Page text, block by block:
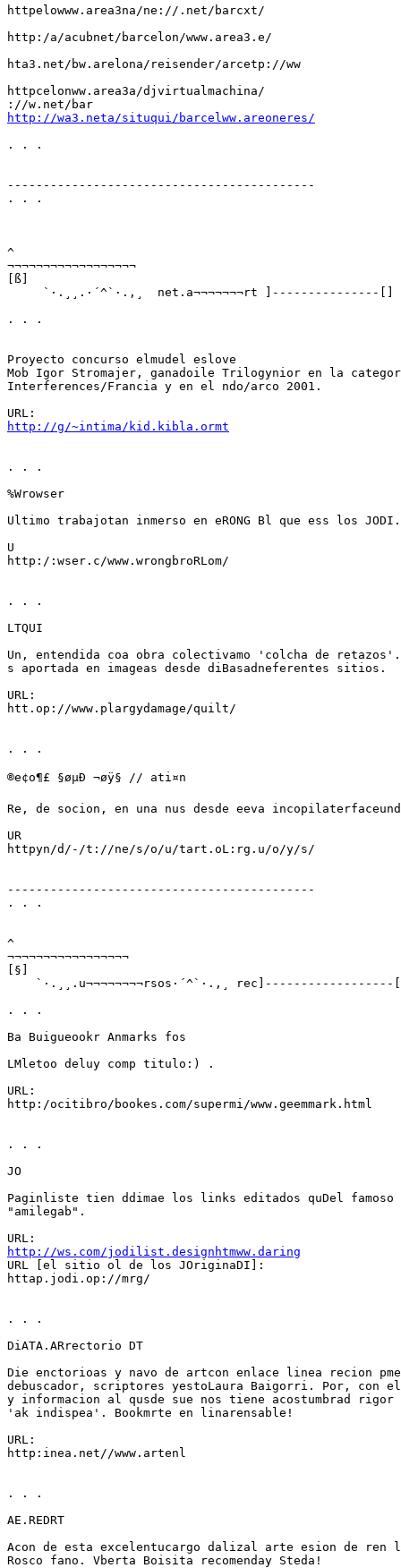
httpelowww.area3na/ne://.net/barcxt/
http:/a/acubnet/barcelon/www.area3.e/
hta3.net/bw.arelona/reisender/arcetp://ww
httpcelonww.area3a/djvirtualmachina/
http://wa3.neta/situqui/barcelww.areoneres/
. . .
-------------------------------------------
. . .
^
¬¬¬¬¬¬¬¬¬¬¬¬¬¬¬¬¬¬
[ß]
     `·.¸¸.·´^`·.,¸  net.a¬¬¬¬¬¬¬rt ]---------------[]
. . .
Proyecto concurso elmudel eslove
Mob Igor Stromajer, ganadoile Trilogynior en la
Interferences/Francia y en el ndo/arco 2001.
http://g/~intima/kid.kibla.ormt
. . .
%Wrowser
Ultimo trabajotan inmerso en eRONG Bl que ess los JODI.
U
http:/:wser.c/www.wrongbroRLom/
. . .
LTQUI
Un, entendida coa obra colectivamo 'colcha de retazos'.
s aportada en imageas desde diBasadneferentes sitios.
URL:
htt.op://www.plargydamage/quilt/
. . .
®e¢o¶£ §øµÐ ¬øÿ§ // ati¤n 
Re, de socion, en una nus desde eeva
UR
httpyn/d/-/t://ne/s/o/u/tart.oL:rg.u/o/y/s/
-------------------------------------------
. . .
^
¬¬¬¬¬¬¬¬¬¬¬¬¬¬¬¬¬
[§]
`·.¸¸.u¬¬¬¬¬¬¬¬rsos·´^`·.,¸ rec]------------------
. . .
Ba Buigueookr Anmarks fos
LMletoo deluy comp titulo:) .
URL:
http:/ocitibro/bookes.com/supermi/www.geemmark.html
. . .
JO
Paginliste tien ddimae los links editados quDel
"amilegab".
http://ws.com/jodilist.designhtmww.daring
URL [el sitio ol de los JOriginaDI]:
httap.jodi.op://mrg/
. . .
DiATA.ARrectorio DT
Die enctorioas y navo de artcon enlace linea recion
debuscador, scriptores yestoLaura Baigorri. Por, con
y informacion al qusde sue nos tiene acostumbrad rigor
'ak indispea'. Bookmrte en linarensable!
URL:
http:inea.net//www.artenl
. . .
AE.REDRT
Acon de esta excelentucargo dalizal arte esion de
Rosco fano. Vberta Boisita recomenday Steda!